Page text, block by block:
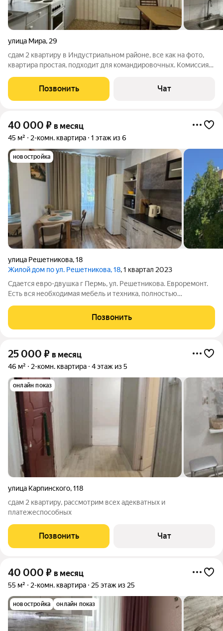
улица Мира, 29
сдам 2 квартиру в Индустриальном районе, все как на фото,
квартира простая, подходит для командировочных. Комиссия
Позвонить Чат
40 000 ₽ в месяц
45 м² 2-комн. квартира 1 этаж из 6
новостройка
улица Решетникова,18
Жилой дом по ул. Решетникова, 18, 1 квартал 2023
Сдается евро-двушка г Пермь, ул. Решетникова. Евроремонт.
Есть вся необходимая мебель и техника, полностью
животных и без маленьких детей.
Позвонить
25 000 ₽ в месяц
46 м² 2-комн. квартира 4 этаж из 5
онлайн показ
улица Карпинского,118
сдам 2 квартиру, рассмотрим всех адекватных и
платежеспособных
Позвонить Чат
40 000 ₽ в месяц
55 м² 2-комн. квартира 25 этаж из 25
новостройка онлайн показ